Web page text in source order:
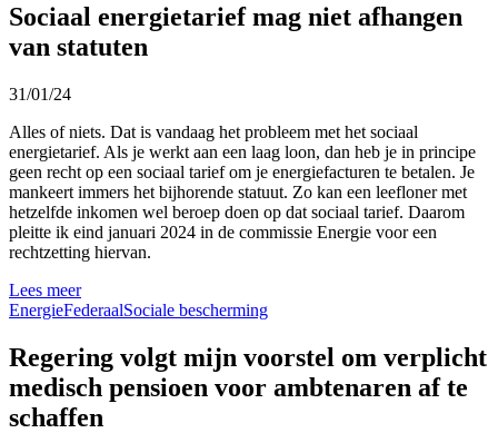
Sociaal energietarief mag niet afhangen
van statuten
31/01/24
Alles of niets. Dat is vandaag het probleem met het sociaal
energietarief. Als je werkt aan een laag loon, dan heb je in principe
geen recht op een sociaal tarief om je energiefacturen te betalen. Je
mankeert immers het bijhorende statuut. Zo kan een leefloner met
hetzelfde inkomen wel beroep doen op dat sociaal tarief. Daarom
pleitte ik eind januari 2024 in de commissie Energie voor een
rechtzetting hiervan.
Lees meer
EnergieFederaalSociale bescherming
Regering volgt mijn voorstel om verplicht
medisch pensioen voor ambtenaren af te
schaffen